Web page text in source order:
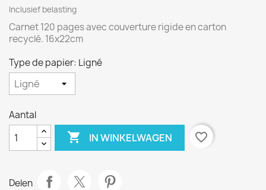
Inclusief belasting
Carnet 120 pages avec couverture rigide en carton
recyclé. 16x22cm
Type de papier: Ligné
Aantal
 IN WINKELWAGEN favorite_border
Delen